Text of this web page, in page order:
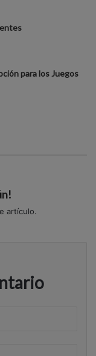
para los Juegos
artículo.